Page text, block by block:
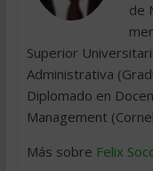
de
Superior
Administrativa
Diplomado en
Management
Más sobre Felix